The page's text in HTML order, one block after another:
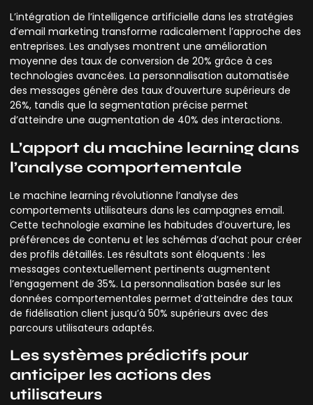
L’intégration de l’intelligence artificielle dans les stratégies
d’email marketing transforme radicalement l’approche des
entreprises. Les analyses montrent une amélioration
moyenne des taux de conversion de 20% grâce à ces
technologies avancées. La personnalisation automatisée
des messages génère des taux d’ouverture supérieurs de
26%, tandis que la segmentation précise permet
d’atteindre une augmentation de 40% des interactions.
L’apport du machine learning dans
l’analyse comportementale
Le machine learning révolutionne l’analyse des
comportements utilisateurs dans les campagnes email.
Cette technologie examine les habitudes d’ouverture, les
préférences de contenu et les schémas d’achat pour créer
des profils détaillés. Les résultats sont éloquents : les
messages contextuellement pertinents augmentent
l’engagement de 35%. La personnalisation basée sur les
données comportementales permet d’atteindre des taux
de fidélisation client jusqu’à 50% supérieurs avec des
parcours utilisateurs adaptés.
Les systèmes prédictifs pour
anticiper les actions des
utilisateurs